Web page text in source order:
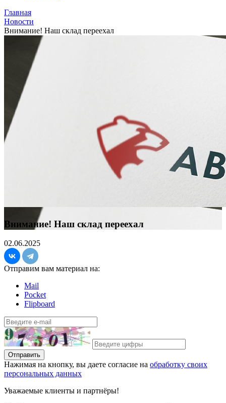
Главная
Новости
Внимание! Наш склад переехал
Внимание! Наш склад переехал
02.06.2025
Отправим вам материал на:
Mail
Pocket
Flipboard
Отправить
Нажимая на кнопку, вы даете согласие на обработку своих
персональных данных
Уважаемые клиенты и партнёры!